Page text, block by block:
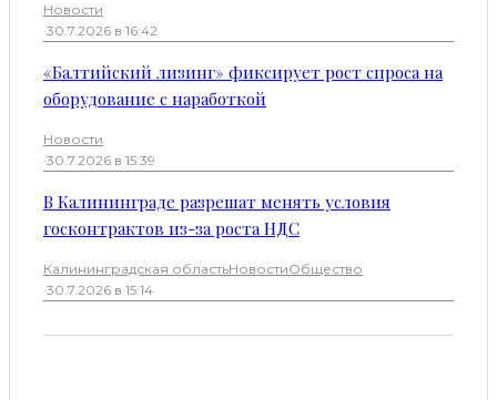
Новости
·30.7.2026 в 16:42
«Балтийский лизинг» фиксирует рост спроса на
оборудование с наработкой
Новости
·30.7.2026 в 15:39
В Калининграде разрешат менять условия
госконтрактов из-за роста НДС
Калининградская областьНовостиОбщество
·30.7.2026 в 15:14